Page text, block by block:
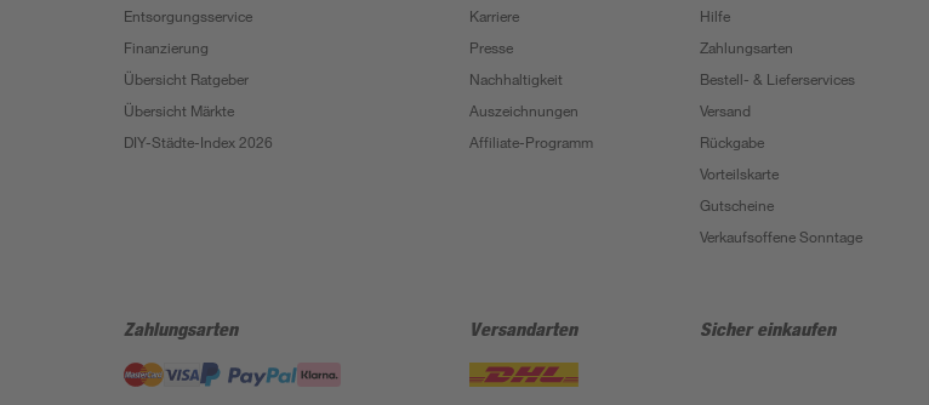
Entsorgungsservice
Finanzierung
Übersicht Ratgeber
Übersicht Märkte
DIY-Städte-Index 2026
Karriere
Presse
Nachhaltigkeit
Auszeichnungen
Affiliate-Programm
Hilfe
Zahlungsarten
Bestell- & Lieferservices
Versand
Rückgabe
Vorteilskarte
Gutscheine
Verkaufsoffene Sonntage
Zahlungsarten Versandarten Sicher einkaufen